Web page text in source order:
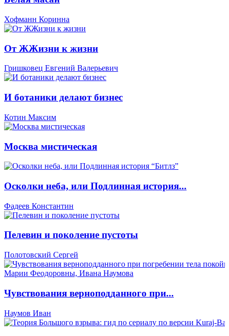
Хофманн Коринна
От ЖЖизни к жизни
Гришковец Евгений Валерьевич
И ботаники делают бизнес
Котин Максим
Москва мистическая
Осколки неба, или Подлинная история...
Фадеев Константин
Пелевин и поколение пустоты
Полотовский Сергей
Чувствования верноподданного при...
Наумов Иван